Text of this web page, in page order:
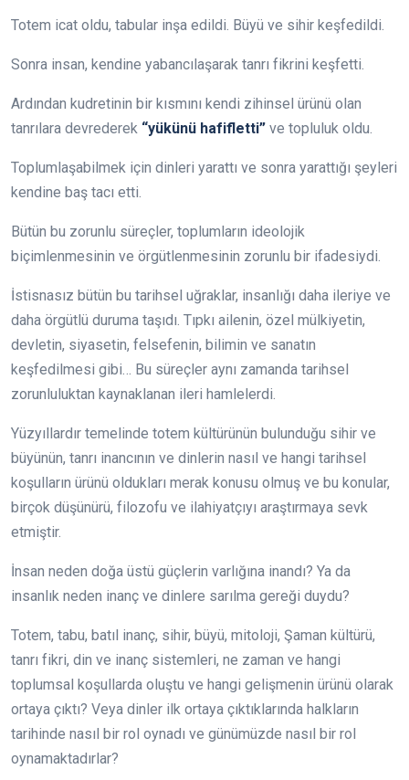
Totem icat oldu, tabular inşa edildi. Büyü ve sihir keşfedildi.
Sonra insan, kendine yabancılaşarak tanrı fikrini keşfetti.
Ardından kudretinin bir kısmını kendi zihinsel ürünü olan
tanrılara devrederek “yükünü hafifletti” ve topluluk oldu.
Toplumlaşabilmek için dinleri yarattı ve sonra yarattığı şeyleri
kendine baş tacı etti.
Bütün bu zorunlu süreçler, toplumların ideolojik
biçimlenmesinin ve örgütlenmesinin zorunlu bir ifadesiydi.
İstisnasız bütün bu tarihsel uğraklar, insanlığı daha ileriye ve
daha örgütlü duruma taşıdı. Tıpkı ailenin, özel mülkiyetin,
devletin, siyasetin, felsefenin, bilimin ve sanatın
keşfedilmesi gibi… Bu süreçler aynı zamanda tarihsel
zorunluluktan kaynaklanan ileri hamlelerdi.
Yüzyıllardır temelinde totem kültürünün bulunduğu sihir ve
büyünün, tanrı inancının ve dinlerin nasıl ve hangi tarihsel
koşulların ürünü oldukları merak konusu olmuş ve bu konular,
birçok düşünürü, filozofu ve ilahiyatçıyı araştırmaya sevk
etmiştir.
İnsan neden doğa üstü güçlerin varlığına inandı? Ya da
insanlık neden inanç ve dinlere sarılma gereği duydu?
Totem, tabu, batıl inanç, sihir, büyü, mitoloji, Şaman kültürü,
tanrı fikri, din ve inanç sistemleri, ne zaman ve hangi
toplumsal koşullarda oluştu ve hangi gelişmenin ürünü olarak
ortaya çıktı? Veya dinler ilk ortaya çıktıklarında halkların
tarihinde nasıl bir rol oynadı ve günümüzde nasıl bir rol
oynamaktadırlar?